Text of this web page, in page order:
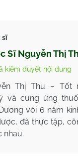
sĩ
Sĩ Nguyễn Thị
kiểm duyệt nội dung
Thị Thu – Tốt
và cung ứng
với 6 năm
đã thực tập,
nhau.